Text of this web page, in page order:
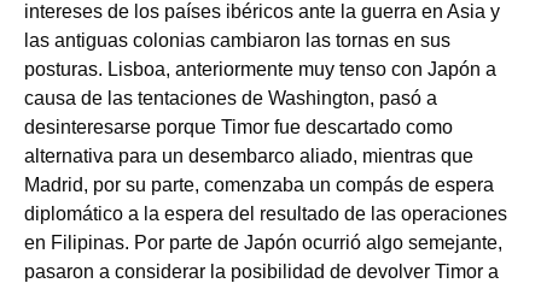
intereses de los países ibéricos ante la guerra en Asia y
las antiguas colonias cambiaron las tornas en sus
posturas. Lisboa, anteriormente muy tenso con Japón a
causa de las tentaciones de Washington, pasó a
desinteresarse porque Timor fue descartado como
alternativa para un desembarco aliado, mientras que
Madrid, por su parte, comenzaba un compás de espera
diplomático a la espera del resultado de las operaciones
en Filipinas. Por parte de Japón ocurrió algo semejante,
pasaron a considerar la posibilidad de devolver Timor a